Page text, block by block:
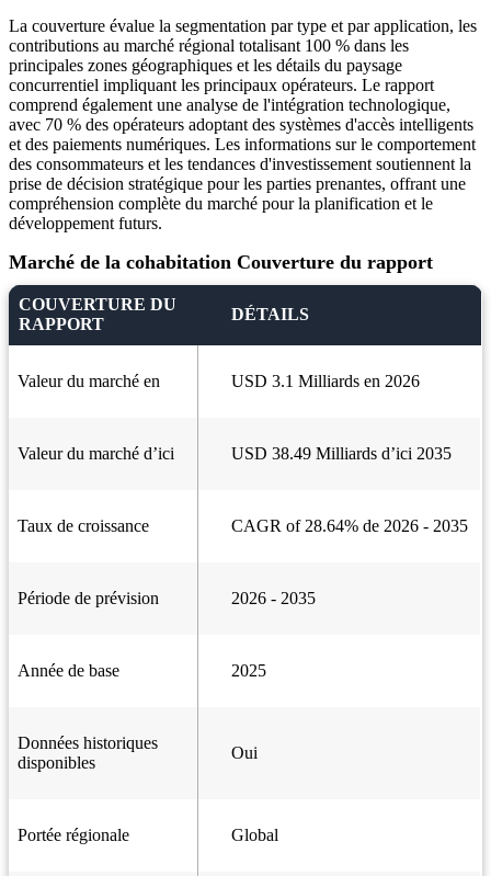
La couverture évalue la segmentation par type et par application, les
contributions au marché régional totalisant 100 % dans les
principales zones géographiques et les détails du paysage
concurrentiel impliquant les principaux opérateurs. Le rapport
comprend également une analyse de l'intégration technologique,
avec 70 % des opérateurs adoptant des systèmes d'accès intelligents
et des paiements numériques. Les informations sur le comportement
des consommateurs et les tendances d'investissement soutiennent la
prise de décision stratégique pour les parties prenantes, offrant une
compréhension complète du marché pour la planification et le
développement futurs.
Marché de la cohabitation Couverture du rapport
COUVERTURE DU
RAPPORT
DÉTAILS
Valeur du marché en USD 3.1 Milliards en 2026
Valeur du marché d’ici USD 38.49 Milliards d’ici 2035
Taux de croissance CAGR of 28.64% de 2026 - 2035
Période de prévision 2026 - 2035
Année de base 2025
Données historiques
disponibles
Oui
Portée régionale Global